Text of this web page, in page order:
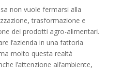
non vuole fermarsi alla
trasformazione e
dei prodotti agro-alimentari.
l’azienda in una fattoria
molto questa realtà
l’attenzione all’ambiente,